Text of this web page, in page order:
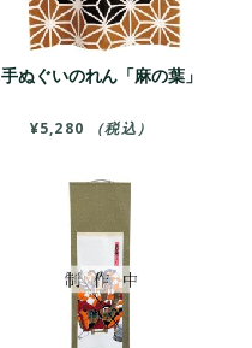
手ぬぐいのれん「麻の葉」
¥5,280 （税込）